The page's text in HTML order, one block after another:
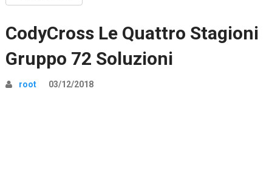
CodyCross Le Quattro Stagioni
Gruppo 72 Soluzioni
root 03/12/2018